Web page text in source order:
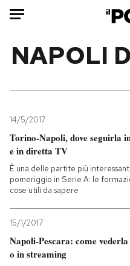
Mondo
Politica
Tecnologia
Internet
Scienza
Economia
Sport
NAPOLI
14/5/2017
Torino-Napoli, dove seguirla
e in diretta TV
È una delle partite più
pomeriggio in Serie A: le
cose utili da sapere
15/1/2017
Napoli-Pescara: come
o in streaming